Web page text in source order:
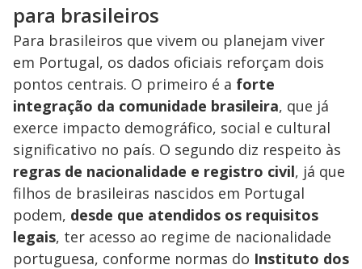
para brasileiros
Para brasileiros que vivem ou planejam viver
em Portugal, os dados oficiais reforçam dois
pontos centrais. O primeiro é a forte
integração da comunidade brasileira, que já
exerce impacto demográfico, social e cultural
significativo no país. O segundo diz respeito às
regras de nacionalidade e registro civil, já que
filhos de brasileiras nascidos em Portugal
podem, desde que atendidos os requisitos
legais, ter acesso ao regime de nacionalidade
portuguesa, conforme normas do Instituto dos